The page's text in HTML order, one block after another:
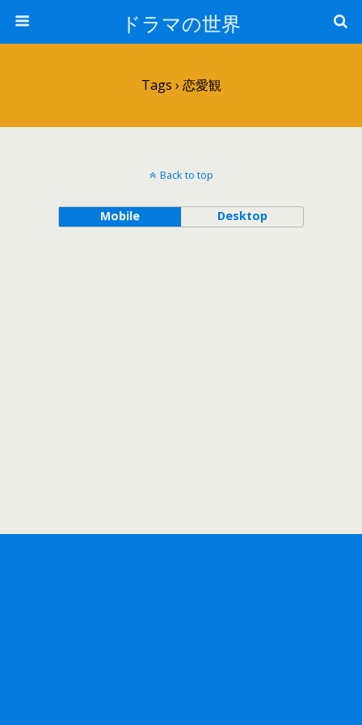
ドラマの世界
Tags › 恋愛観
Back to top
Mobile Desktop